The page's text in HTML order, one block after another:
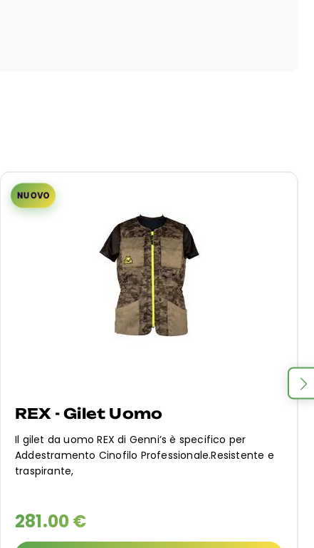
NUOVO
REX - Gilet Uomo
Il gilet da uomo REX di Genni’s è specifico per
Addestramento Cinofilo Professionale.Resistente e
traspirante,
281.00 €